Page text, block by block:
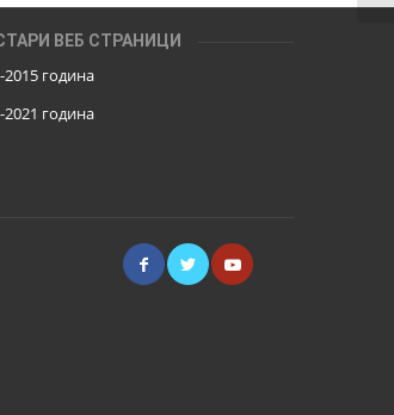
ВЕБ СТРАНИЦИ
2015 година
-2021 година